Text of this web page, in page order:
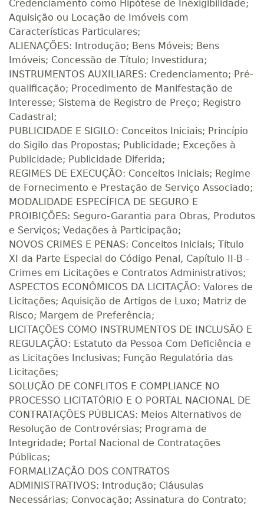
Credenciamento como Hipótese de Inexigibilidade;
Aquisição ou Locação de Imóveis com
Características Particulares;
ALIENAÇÕES: Introdução; Bens Móveis; Bens
Imóveis; Concessão de Título; Investidura;
INSTRUMENTOS AUXILIARES: Credenciamento; Pré-
qualificação; Procedimento de Manifestação de
Interesse; Sistema de Registro de Preço; Registro
Cadastral;
PUBLICIDADE E SIGILO: Conceitos Iniciais; Princípio
do Sigilo das Propostas; Publicidade; Exceções à
Publicidade; Publicidade Diferida;
REGIMES DE EXECUÇÃO: Conceitos Iniciais; Regime
de Fornecimento e Prestação de Serviço Associado;
MODALIDADE ESPECÍFICA DE SEGURO E
PROIBIÇÕES: Seguro-Garantia para Obras, Produtos
e Serviços; Vedações à Participação;
NOVOS CRIMES E PENAS: Conceitos Iniciais; Título
XI da Parte Especial do Código Penal, Capítulo II-B -
Crimes em Licitações e Contratos Administrativos;
ASPECTOS ECONÔMICOS DA LICITAÇÃO: Valores de
Licitações; Aquisição de Artigos de Luxo; Matriz de
Risco; Margem de Preferência;
LICITAÇÕES COMO INSTRUMENTOS DE INCLUSÃO E
REGULAÇÃO: Estatuto da Pessoa Com Deficiência e
as Licitações Inclusivas; Função Regulatória das
Licitações;
SOLUÇÃO DE CONFLITOS E COMPLIANCE NO
PROCESSO LICITATÓRIO E O PORTAL NACIONAL DE
CONTRATAÇÕES PÚBLICAS: Meios Alternativos de
Resolução de Controvérsias; Programa de
Integridade; Portal Nacional de Contratações
Públicas;
FORMALIZAÇÃO DOS CONTRATOS
ADMINISTRATIVOS: Introdução; Cláusulas
Necessárias; Convocação; Assinatura do Contrato;